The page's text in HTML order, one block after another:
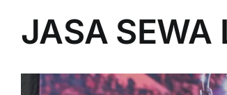
JASA SEWA